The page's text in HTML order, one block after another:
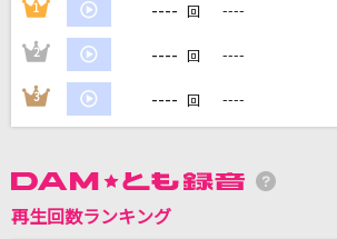
カラオケ最新情報をチェック！
1 ---- 回 ----
2 ---- 回 ----
3 ---- 回 ----
再生回数ランキング